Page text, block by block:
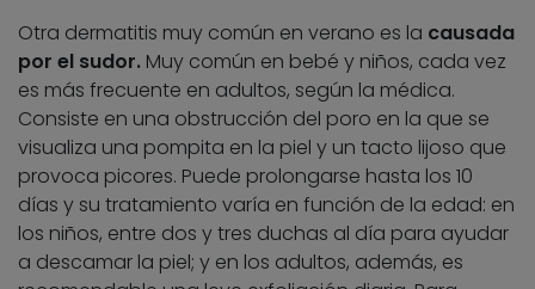
Otra dermatitis muy común en verano es la causada
por el sudor. Muy común en bebé y niños, cada vez
es más frecuente en adultos, según la médica.
Consiste en una obstrucción del poro en la que se
visualiza una pompita en la piel y un tacto lijoso que
provoca picores. Puede prolongarse hasta los 10
días y su tratamiento varía en función de la edad: en
los niños, entre dos y tres duchas al día para ayudar
a descamar la piel; y en los adultos, además, es